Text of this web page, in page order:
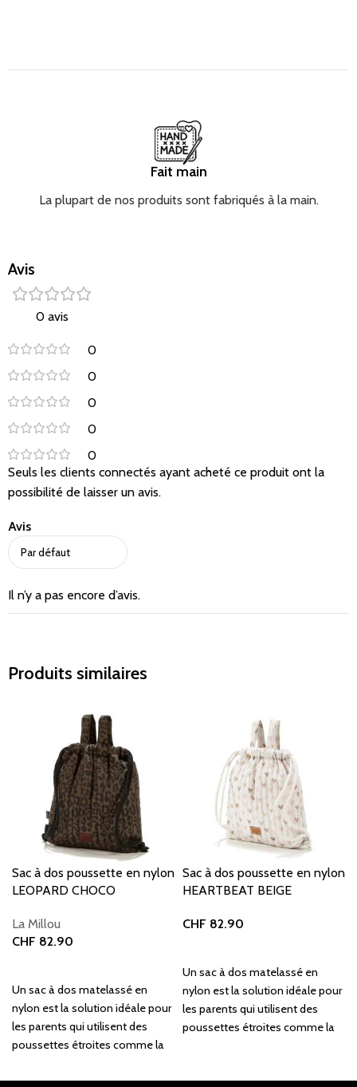
Fait main
La plupart de nos produits sont fabriqués à la main.
Avis
0 avis
0
0
0
0
0
Avis
Il n’y a pas encore d’avis.
Seuls les clients connectés ayant acheté ce produit ont la
possibilité de laisser un avis.
Produits similaires
Sac à dos poussette en nylon
LEOPARD CHOCO
La Millou
CHF 82.90
Un sac à dos matelassé en
nylon est la solution idéale pour
les parents qui utilisent des
poussettes étroites comme la
Babyzen.
Sac à dos poussette en nylon
HEARTBEAT BEIGE
CHF 82.90
Un sac à dos matelassé en
nylon est la solution idéale pour
les parents qui utilisent des
poussettes étroites comme la